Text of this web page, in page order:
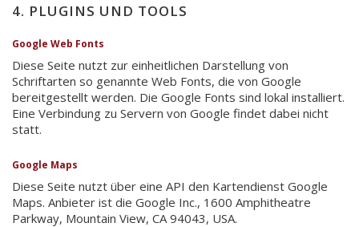
4. PLUGINS UND TOOLS
Google Web Fonts
Diese Seite nutzt zur einheitlichen Darstellung von
Schriftarten so genannte Web Fonts, die von Google
bereitgestellt werden. Die Google Fonts sind lokal installiert.
Eine Verbindung zu Servern von Google findet dabei nicht
statt.
Google Maps
Diese Seite nutzt über eine API den Kartendienst Google
Maps. Anbieter ist die Google Inc., 1600 Amphitheatre
Parkway, Mountain View, CA 94043, USA.